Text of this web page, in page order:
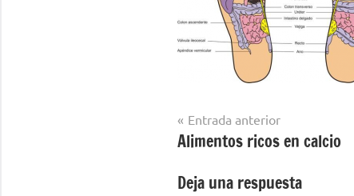
Navegación
de
entradas
Entrada anterior
Alimentos ricos en calcio
Deja una respuesta